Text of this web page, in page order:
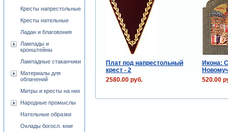
Плат под напрестольный
крест - 2
Икона:
2580.00 руб.
520.00
Кресты напрестольные
Кресты нательные
Ладан и благовония
Лампады и
кронштейны
Лампадные стаканчики
Материалы для
облачений
Митры и кресты на них
Народные промыслы
Нательные образки
Оклады богосл. книг